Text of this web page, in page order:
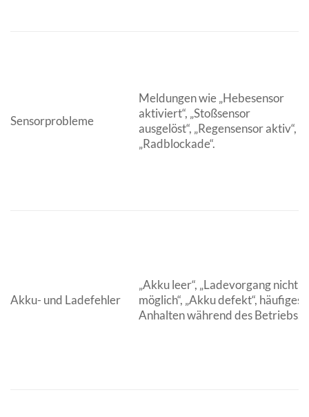
Sensorprobleme
Meldungen wie „Hebesensor
aktiviert“, „Stoßsensor
ausgelöst“, „Regensensor aktiv“,
„Radblockade“.
Akku- und Ladefehler
„Akku leer“, „Ladevorgang nicht
möglich“, „Akku defekt“, häufiges
Anhalten während des Betriebs.